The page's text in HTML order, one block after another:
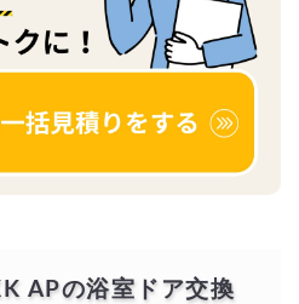
APの浴室ドア交換